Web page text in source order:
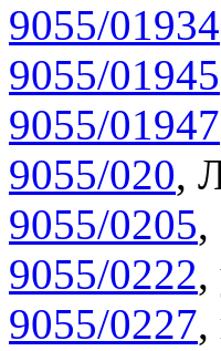
9055/01934
9055/01945
9055/01947
9055/020,
9055/0205,
9055/0222,
9055/0227,